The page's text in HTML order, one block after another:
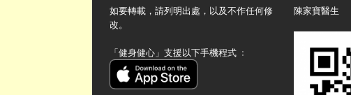
如要轉載，請列明出處，以及不作任何修
改。
「健身健心」支援以下手機程式 ﹕
陳家寶醫生